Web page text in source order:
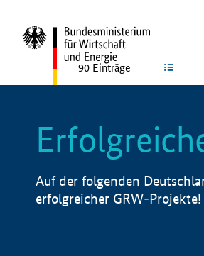
90 Einträge
Auf der folgenden
erfolgreicher GRW-Projekte!